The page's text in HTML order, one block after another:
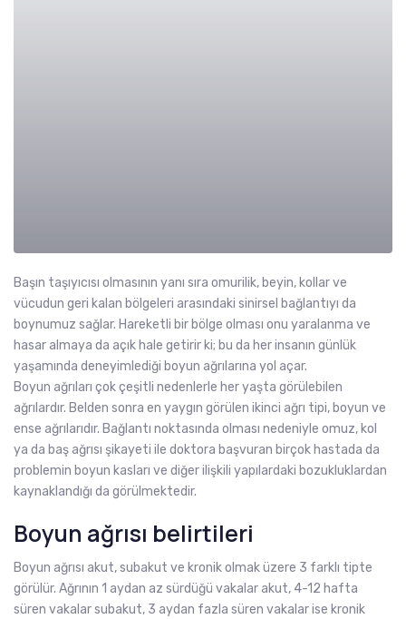
Başın taşıyıcısı olmasının yanı sıra omurilik, beyin, kollar ve
vücudun geri kalan bölgeleri arasındaki sinirsel bağlantıyı da
boynumuz sağlar. Hareketli bir bölge olması onu yaralanma ve
hasar almaya da açık hale getirir ki; bu da her insanın günlük
yaşamında deneyimlediği boyun ağrılarına yol açar.
Boyun ağrıları çok çeşitli nedenlerle her yaşta görülebilen
ağrılardır. Belden sonra en yaygın görülen ikinci ağrı tipi, boyun ve
ense ağrılarıdır. Bağlantı noktasında olması nedeniyle omuz, kol
ya da baş ağrısı şikayeti ile doktora başvuran birçok hastada da
problemin boyun kasları ve diğer ilişkili yapılardaki bozukluklardan
kaynaklandığı da görülmektedir.
Boyun ağrısı belirtileri
Boyun ağrısı akut, subakut ve kronik olmak üzere 3 farklı tipte
görülür. Ağrının 1 aydan az sürdüğü vakalar akut, 4-12 hafta
süren vakalar subakut, 3 aydan fazla süren vakalar ise kronik